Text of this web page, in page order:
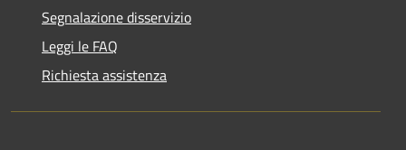
Segnalazione disservizio
Leggi le FAQ
Richiesta assistenza